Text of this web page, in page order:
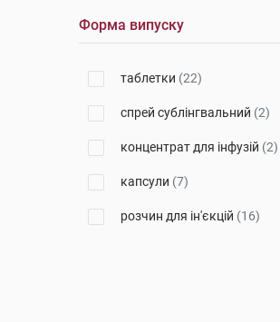
Фарма Старт(1)
Дексель(2)
Лабораторії Серв'є Індастрі
Мікрохім(3)
Дарниця ФФ
Гріндекс(4)
Форма випуску
таблетки (22)
спрей сублінгвальний (2)
концентрат для інфузій (2)
капсули (7)
розчин для ін'єкцій (16)